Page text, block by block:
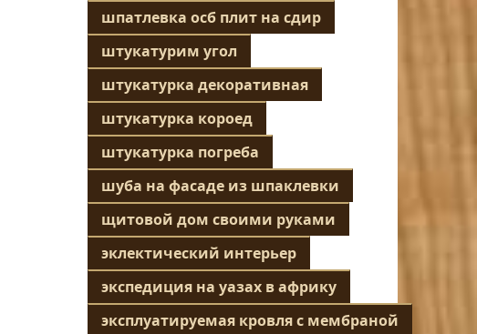
шпатлевка осб плит на сдир
штукатурим угол
штукатурка декоративная
штукатурка короед
штукатурка погреба
шуба на фасаде из шпаклевки
щитовой дом своими руками
эклектический интерьер
экспедиция на уазах в африку
эксплуатируемая кровля с мембраной